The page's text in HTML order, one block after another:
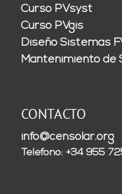
Curso PVsyst
Curso PVgis
Diseño Sistemas
Mantenimiento de
CONTACTO
info@censolar.org
Teléfono: +34 955